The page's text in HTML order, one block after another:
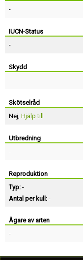
-
IUCN-Status
-
Skydd
Skötselråd
Nej, Hjälp till
Utbredning
-
Reproduktion
Typ: -
Antal per kull: -
Ägare av arten
-